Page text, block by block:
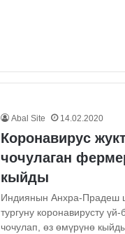
Abal Site 14.02.2020
Коронавирус
чочулаган
кыйды
Индиянын Анхра-Прадеш
тургуну коронавирусту
чочулап, өз өмүрүнө